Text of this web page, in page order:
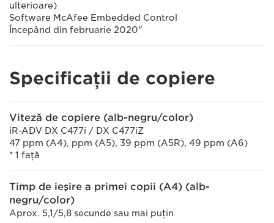
ulterioare)
Software McAfee Embedded Control
Începând din februarie 2020"
Specificaţii de copiere
Viteză de copiere (alb-negru/color)
iR-ADV DX C477i / DX C477iZ
47 ppm (A4), ppm (A5), 39 ppm (A5R), 49 ppm (A6)
* 1 faţă
Timp de ieşire a primei copii (A4) (alb-
negru/color)
Aprox. 5,1/5,8 secunde sau mai puţin